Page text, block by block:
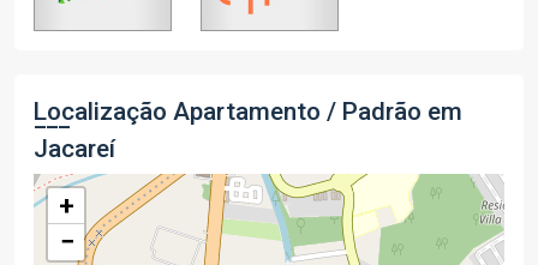
Localização Apartamento / Padrão em
Jacareí
+
−